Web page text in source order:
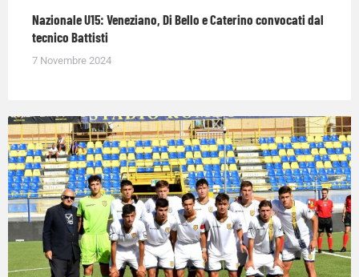
Nazionale U15: Veneziano, Di Bello e Caterino convocati dal
tecnico Battisti
7 Novembre 2024